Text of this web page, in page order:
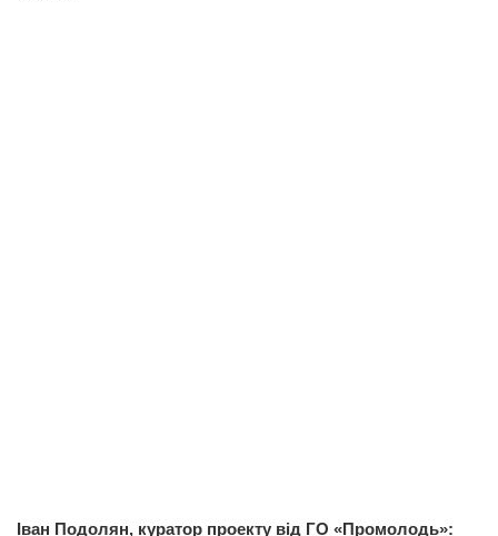
Іван Подолян, куратор проекту від ГО «Промолодь»: